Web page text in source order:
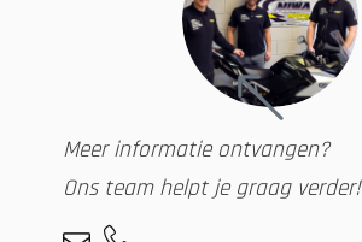
Meer informatie ontvangen?
Ons team helpt je graag verder!